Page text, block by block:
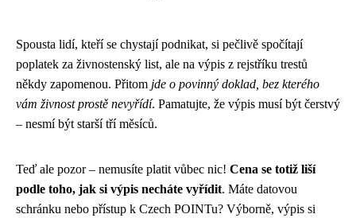
Spousta lidí, kteří se chystají podnikat, si pečlivě spočítají
poplatek za živnostenský list, ale na výpis z rejstříku trestů
někdy zapomenou. Přitom jde o povinný doklad, bez kterého
vám živnost prostě nevyřídí. Pamatujte, že výpis musí být čerstvý
– nesmí být starší tří měsíců.
Teď ale pozor – nemusíte platit vůbec nic! Cena se totiž liší
podle toho, jak si výpis necháte vyřídit. Máte datovou
schránku nebo přístup k Czech POINTu? Výborně, výpis si